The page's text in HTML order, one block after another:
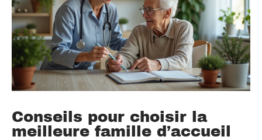
Conseils pour choisir la
meilleure famille d’accueil